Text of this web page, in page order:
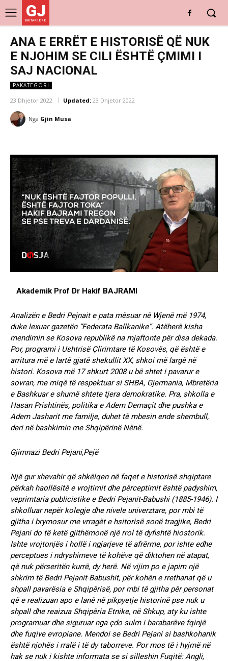
GJ
DRITARE E RE
ANA E ERRËT E HISTORISË QË NUK
E NJOHIM SE CILI ËSHTË ÇMIMI I
SAJ NACIONAL
PAKATEGORI
23 Dhjetor 2022 Updated: 23 Dhjetor 2022
Nga Gjin Musa
Akademik Prof Dr Hakif BAJRAMI
Analizën e Bedri Pejnait e pata mësuar në Wjenë më 1974,
duke lexuar gazetën “Federata Ballkanike”. Atëherë kisha
mendimin se Kosova republikë na mjaftonte për disa dekada.
Por, programi i Ushtrisë Çlirimtare të Kosovës, që është e
arritura më e lartë gjatë shekullit XX, shkoi më largë në
histori. Kosova më 17 shkurt 2008 u bë shtet i pavarur e
sovran, me miqë të respektuar si SHBA, Gjermania, Mbretëria
e Bashkuar e shumë shtete tjera demokratike. Pra, shkolla e
Hasan Prishtinës, politika e Adem Demaçit dhe pushka e
Adem Jasharit me familje, duhet të mbesin ende shembull,
deri në bashkimin me Shqipërinë Nënë.
Gjimnazi Bedri Pejani,Pejë
Një gur xhevahir që shkëlqen në faqet e historisë shqiptare
përkah haollësitë e vrojtimit dhe përceptimit është padyshim,
veprimtaria publicistike e Bedri Pejanit-Babushi (1885-1946). I
shkolluar nepër kolegje dhe nivele univerztare, por mbi të
gjitha i brymosur me vrragët e hsitorisë sonë tragjike, Bedri
Pejani do të ketë gjithëmonë një rrol të dyfishtë hiostorik.
Ishte vrojtonjës i hollë i ngjarjeve të afrërme, por ishte edhe
perceptues i ndryshimeve të kohëve që diktohen në atapat,
që nuk përseritën kurrë, dy herë. Në vijim po e japim një
shkrim të Bedri Pejanit-Babushit, për kohën e rrethanat që u
shpall pavarësia e Shqipërisë, por mbi të gjitha për personat
që e realizuan apo e lanë në pikpyetje historinë pse nuk u
shpall dhe reaizua Shqipëria Etnike, në Shkup, aty ku ishte
programuar dhe siguruar nga çdo sulm i barabarëve fqinjë
dhe fuqive evropiane. Mendoi se Bedri Pejani si bashkohanik
është njohës i rralë i të dy taborreve. Por mos të i hyjmë në
hak se nuk i kishte informata se si silleshin Fuqitë: Angli,